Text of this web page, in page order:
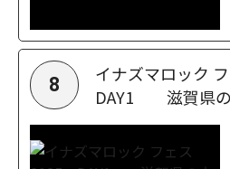
8
イナズマロック
DAY1 滋賀県の